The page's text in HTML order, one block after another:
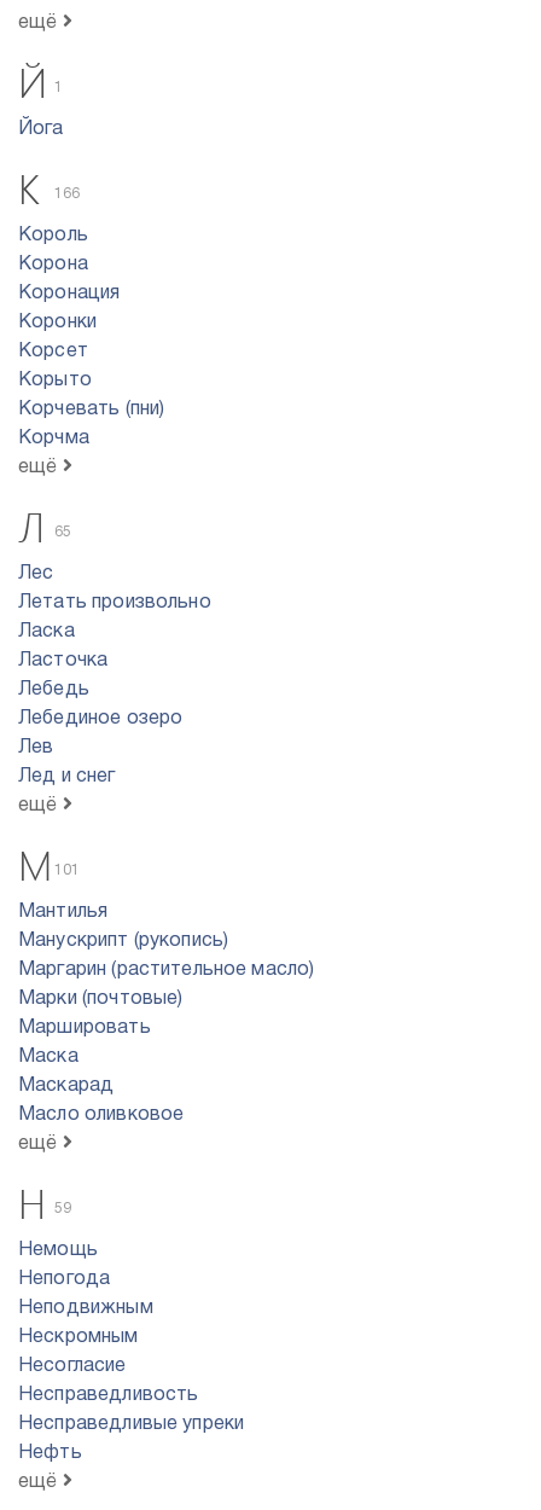
ещё
Й 1
Йога
К 166
Король
Корона
Коронация
Коронки
Корсет
Корыто
Корчевать (пни)
Корчма
ещё
Л 65
Лес
Летать произвольно
Ласка
Ласточка
Лебедь
Лебединое озеро
Лев
Лед и снег
ещё
М 101
Мантилья
Манускрипт (рукопись)
Маргарин (растительное масло)
Марки (почтовые)
Маршировать
Маска
Маскарад
Масло оливковое
ещё
Н 59
Немощь
Непогода
Неподвижным
Нескромным
Несогласие
Несправедливость
Несправедливые упреки
Нефть
ещё